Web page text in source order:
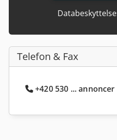
Telefon & Fax
+420 530 ... annoncer